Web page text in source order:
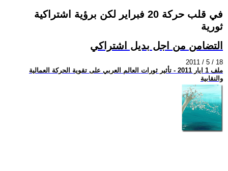
في قلب حركة 20 فبراير لكن برؤية اشتراكية
ثورية
التضامن من اجل بديل اشتراكي
2011 / 5 / 18
ملف 1 ايار 2011 - تأثير ثورات العالم العربي على تقوية الحركة العمالية
والنقابية